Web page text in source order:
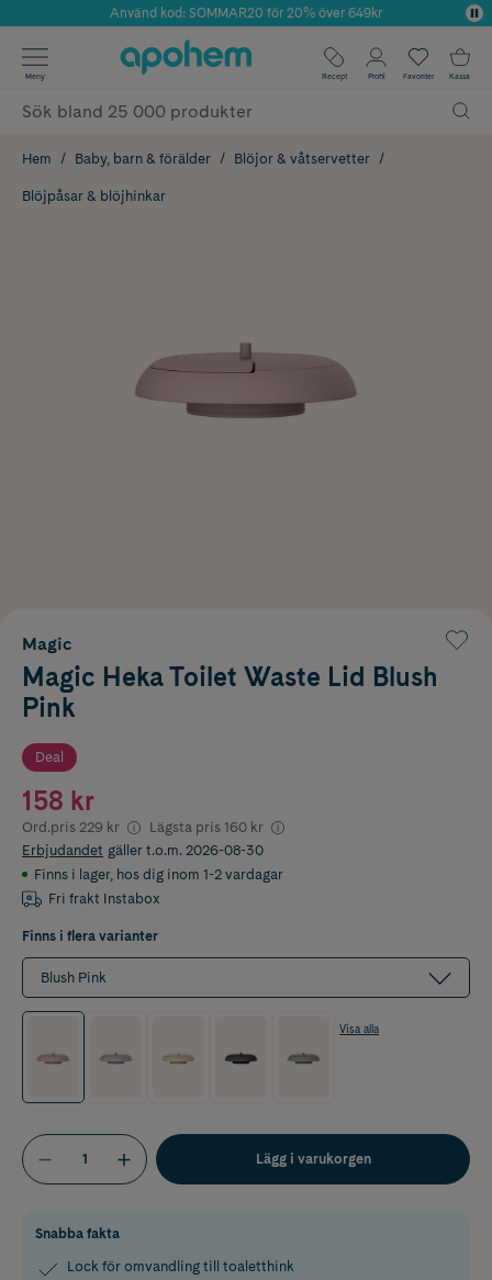
Årets Butik 2025 inom Skönhet
Använd kod: SOMMAR20 för 20% över 649kr
✓ Fri frakt
✓ Poäng på alla köp*
Meny Recept Profil Favoriter Kassa
Hem Baby, barn & förälder Blöjor & våtservetter
Blöjpåsar & blöjhinkar
Magic
Magic Heka Toilet Waste Lid Blush
Pink
Deal
158 kr
Ord.pris 229 kr Lägsta pris 160 kr
Erbjudandet gäller t.o.m. 2026-08-30
Finns i lager, hos dig inom 1-2 vardagar
Fri frakt Instabox
Finns i flera varianter
Blush Pink
Visa alla
Lägg i varukorgen
Snabba fakta
Lock för omvandling till toaletthink